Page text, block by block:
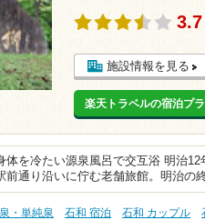
施設情報を見る
楽天トラベルの宿泊プ
体を冷たい源泉風呂で交互浴 明治
前通り沿いに佇む老舗旅館。明治の
・単純泉 石和 宿泊 石和 カップル